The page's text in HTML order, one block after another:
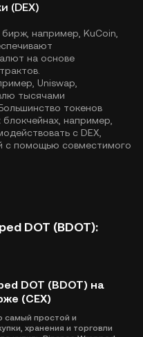
(DEX)
например, KuCoin,
на основе
Uniswap,
тысячами
токенов
например,
с DEX,
с помощью совместимого
DOT (BDOT):
DOT (BDOT) на
(CEX)
самый простой и
хранения и торговли